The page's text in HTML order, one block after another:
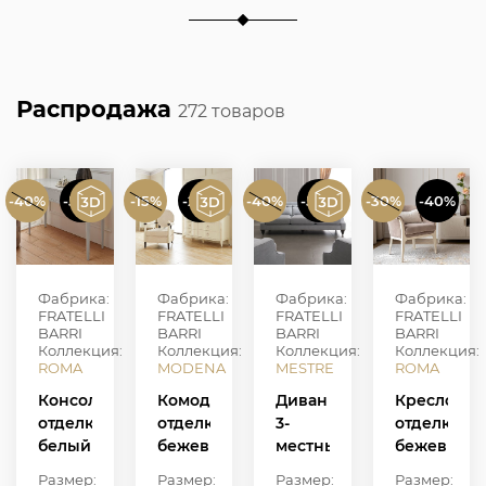
Распродажа 272 товаров
-40% -50%
Фабрика:
FRATELLI
BARRI
Коллекция:
ROMA
Консоль,
отделка
белый
Размер:
-15% -20%
Фабрика:
FRATELLI
BARRI
Коллекция:
MODENA
Комод,
отделка
бежевый
Размер:
-40% -50%
Фабрика:
FRATELLI
BARRI
Коллекция:
MESTRE
Диван
3-
местный,
Размер:
-30% -40%
Фабрика:
FRATELLI
BARRI
Коллекция:
ROMA
Кресло,
отделка
бежевый
Размер: